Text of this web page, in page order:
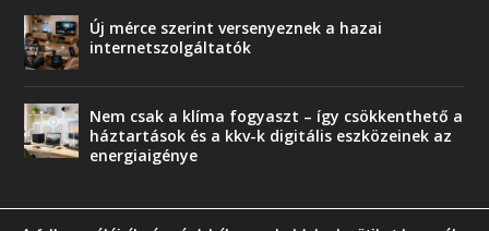
Új mérce szerint versenyeznek a hazai
internetszolgáltatók
Nem csak a klíma fogyaszt – így csökkenthető a
háztartások és a kkv-k digitális eszközeinek az
energiaigénye